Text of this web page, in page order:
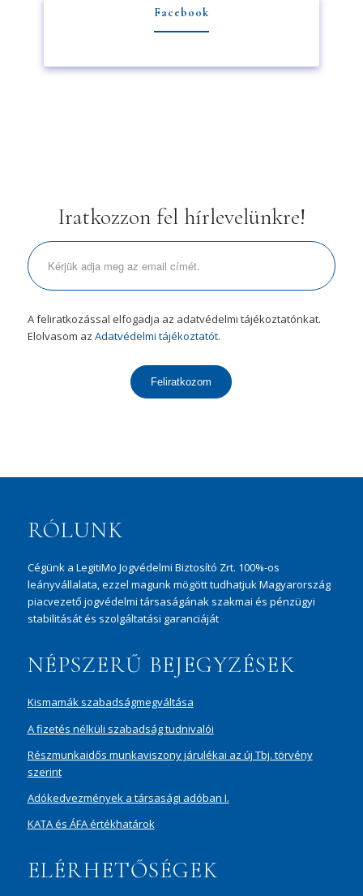
Facebook
Iratkozzon fel hírlevelünkre!
A feliratkozással elfogadja az adatvédelmi tájékoztatónkat.
Elolvasom az Adatvédelmi tájékoztatót.
Feliratkozom
RÓLUNK
Cégünk a LegitiMo Jogvédelmi Biztosító Zrt. 100%-os
leányvállalata, ezzel magunk mögött tudhatjuk Magyarország
piacvezető jogvédelmi társaságának szakmai és pénzügyi
stabilitását és szolgáltatási garanciáját
NÉPSZERŰ BEJEGYZÉSEK
Kismamák szabadságmegváltása
A fizetés nélküli szabadság tudnivalói
Részmunkaidős munkaviszony járulékai az új Tbj. törvény
szerint
Adókedvezmények a társasági adóban I.
KATA és ÁFA értékhatárok
ELÉRHETŐSÉGEK